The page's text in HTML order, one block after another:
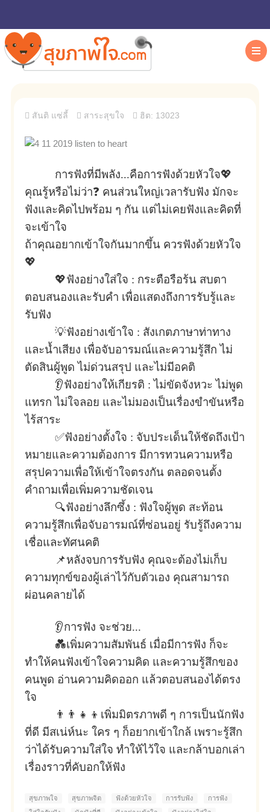
สันติ แซ่ลี้ สาระสุขใจ ฮิต: 13023
การฟังที่มีพลัง...คือการฟังด้วยหัวใจ💖
คุณรู้หรือไม่ว่า❓ คนส่วนใหญ่เวลารับฟัง มักจะ
ฟังและคิดไปพร้อม ๆ กัน แต่ไม่เคยฟังและคิดที่
จะเข้าใจ
ถ้าคุณอยากเข้าใจกันมากขึ้น ควรฟังด้วยหัวใจ
💖
💖ฟังอย่างใส่ใจ : กระตือรือร้น สบตา
ตอบสนองและรับคำ เพื่อแสดงถึงการรับรู้และ
รับฟัง
💡ฟังอย่างเข้าใจ : สังเกตภาษาท่าทาง
และน้ำเสียง เพื่อจับอารมณ์และความรู้สึก ไม่
ตัดสินผู้พูด ไม่ด่วนสรุป และไม่มีอคติ
👂ฟังอย่างให้เกียรติ :ไม่ขัดจังหวะ ไม่พูด
แทรก ไม่ใจลอย และไม่มองเป็นเรื่องขำขันหรือ
ไร้สาระ
✅ฟังอย่างตั้งใจ : จับประเด็นให้ชัดถึงเป้า
หมายและความต้องการ มีการทวนความหรือ
สรุปความเพื่อให้เข้าใจตรงกัน ตลอดจนตั้ง
คำถามเพื่อเพิ่มความชัดเจน
🔍ฟังอย่างลึกซึ้ง : ฟังใจผู้พูด สะท้อน
ความรู้สึกเพื่อจับอารมณ์ที่ซ่อนอยู่ รับรู้ถึงความ
เชื่อและทัศนคติ
📌หลังจบการรับฟัง คุณจะต้องไม่เก็บ
ความทุกข์ของผู้เล่าไว้กับตัวเอง คุณสามารถ
ผ่อนคลายได้
👂การฟัง จะช่วย...
💑เพิ่มความสัมพันธ์ เมื่อมีการฟัง ก็จะ
ทำให้คนฟังเข้าใจความคิด และความรู้สึกของ
คนพูด อ่านความคิดออก แล้วตอบสนองได้ตรง
ใจ
👨‍👨‍👧‍👦เพิ่มมิตรภาพดี ๆ การเป็นนักฟัง
ที่ดี มีสเน่ห์นะ ใคร ๆ ก็อยากเข้าใกล้ เพราะรู้สึก
ว่าได้รับความใส่ใจ ทำให้ไว้ใจ และกล้าบอกเล่า
เรื่องราวที่คับอกให้ฟัง
สุขภาพใจ สุขภาพจิต ฟังด้วยหัวใจ การรับฟัง
การฟัง